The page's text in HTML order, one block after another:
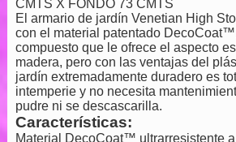
CMTS X FONDO 73 CMTS
El armario de jardín Venetian High
con el material patentado
compuesto que le ofrece el aspecto
madera, pero con las ventajas del
jardín extremadamente duradero es
intemperie y no necesita
pudre ni se descascarilla.
Características:
Material DecoCoat™ ultrarresistente